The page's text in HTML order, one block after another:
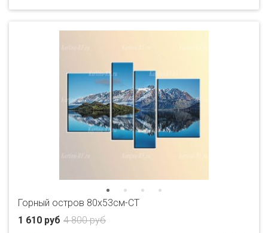
Горный остров 80x53см-CT
4 800 руб
1 610 руб